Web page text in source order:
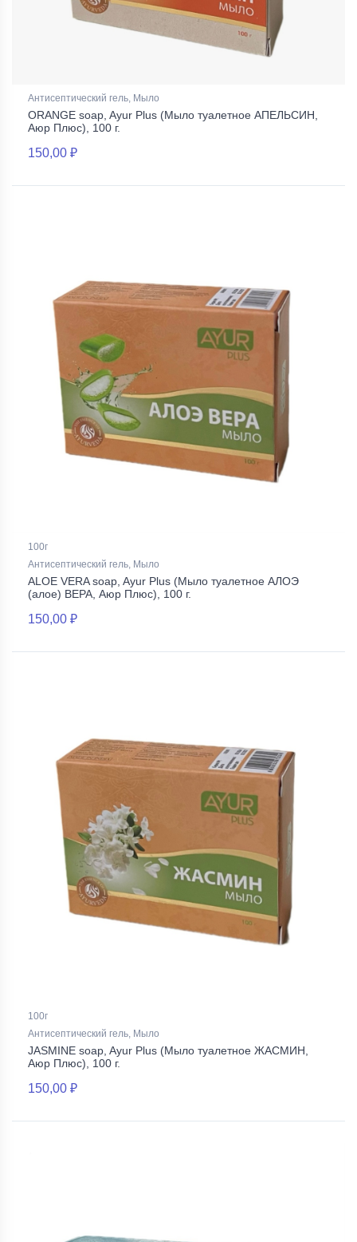
Антисептический гель, Мыло
ORANGE soap, Ayur Plus (Мыло туалетное АПЕЛЬСИН,
Аюр Плюс), 100 г.
150,00 ₽
100г
Антисептический гель, Мыло
ALOE VERA soap, Ayur Plus (Мыло туалетное АЛОЭ
(алое) ВЕРА, Аюр Плюс), 100 г.
150,00 ₽
100г
Антисептический гель, Мыло
JASMINE soap, Ayur Plus (Мыло туалетное ЖАСМИН,
Аюр Плюс), 100 г.
150,00 ₽